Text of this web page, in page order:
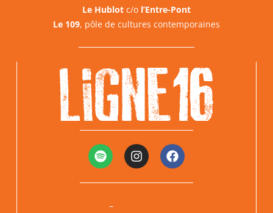
Le Hublot c/o l’Entre-Pont
Le 109, pôle de cultures contemporaines
–